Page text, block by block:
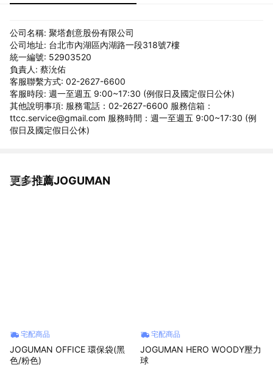
公司名稱: 聚塔創意股份有限公司
公司地址: 台北市內湖區內湖路一段318號7樓
統一編號: 52903520
負責人: 蔡沇佑
客服聯繫方式: 02-2627-6600
客服時段: 週一至週五 9:00~17:30 (例假日及國定假日公休)
其他說明事項: 服務電話：02-2627-6600 服務信箱：
ttcc.service@gmail.com 服務時間：週一至週五 9:00~17:30 (例
假日及國定假日公休)
更多推薦JOGUMAN
看更多
宅配商品
JOGUMAN OFFICE 環保袋(黑
色/粉色)
宅配商品
JOGUMAN HERO WOODY壓力
球